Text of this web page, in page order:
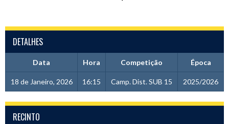
DETALHES
Data Hora Competição Época
18 de Janeiro, 2026 16:15 Camp. Dist. SUB 15 2025/2026
RECINTO